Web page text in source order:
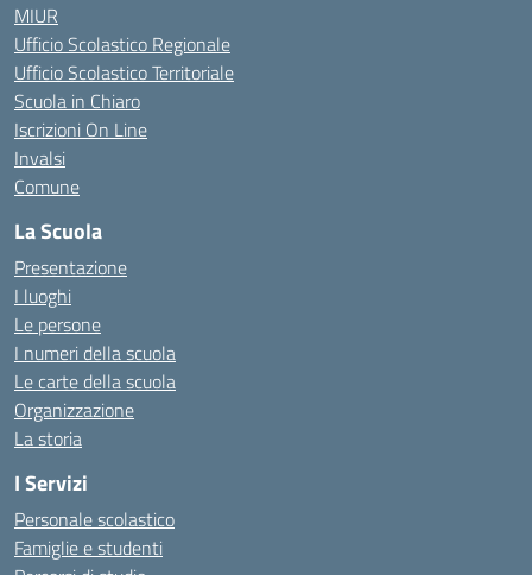
MIUR
Ufficio Scolastico Regionale
Ufficio Scolastico Territoriale
Scuola in Chiaro
Iscrizioni On Line
Invalsi
Comune
La Scuola
Presentazione
I luoghi
Le persone
I numeri della scuola
Le carte della scuola
Organizzazione
La storia
I Servizi
Personale scolastico
Famiglie e studenti